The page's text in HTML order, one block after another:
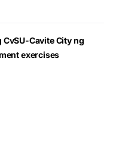
Cavite City ng
exercises